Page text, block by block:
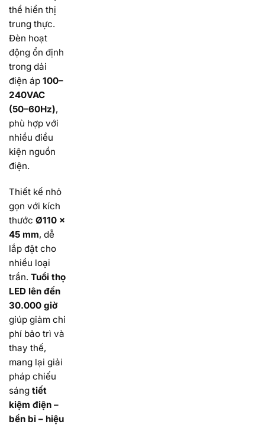
thể hiển thị
trung thực.
Đèn hoạt
động ổn định
trong dải
điện áp 100–
240VAC
(50–60Hz),
phù hợp với
nhiều điều
kiện nguồn
điện.
Thiết kế nhỏ
gọn với kích
thước Ø110 ×
45 mm, dễ
lắp đặt cho
nhiều loại
trần. Tuổi thọ
LED lên đến
30.000 giờ
giúp giảm chi
phí bảo trì và
thay thế,
mang lại giải
pháp chiếu
sáng tiết
kiệm điện –
bền bỉ – hiệu